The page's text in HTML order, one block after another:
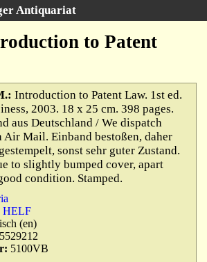
Antiquariat
to Patent
Introduction to Patent Law. 1st ed.
2003. 18 x 25 cm. 398 pages.
aus Deutschland / We dispatch
Air Mail. Einband bestoßen, daher
sonst sehr guter Zustand.
to slightly bumped cover, apart
condition. Stamped.
HELF
(en)
5100VB